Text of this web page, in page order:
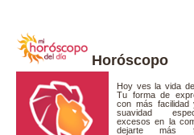
Horóscopo